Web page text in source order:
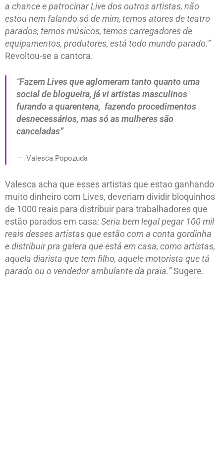
a chance e patrocinar Live dos outros artistas, não
estou nem falando só de mim, temos atores de teatro
parados, temos músicos, temos carregadores de
equipamentos, produtores, está todo mundo parado.”
Revoltou-se a cantora.
“Fazem Lives que aglomeram tanto quanto uma
social de blogueira, já vi artistas masculinos
furando a quarentena, fazendo procedimentos
desnecessários, mas só as mulheres são
canceladas”
Valesca Popozuda
Valesca acha que esses artistas que estao ganhando
muito dinheiro com Lives, deveriam dividir bloquinhos
de 1000 reais para distribuir para trabalhadores que
estão parados em casa: Seria bem legal pegar 100 mil
reais desses artistas que estão com a conta gordinha
e distribuir pra galera que está em casa, como artistas,
aquela diarista que tem filho, aquele motorista que tá
parado ou o vendedor ambulante da praia.”Sugere.